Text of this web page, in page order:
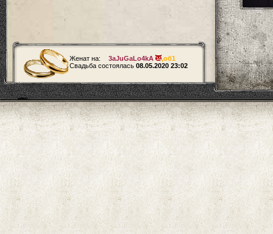
Женат на: 3aJuGaLo4kA ,об1
Свадьба состоялась 08.05.2020 23:02